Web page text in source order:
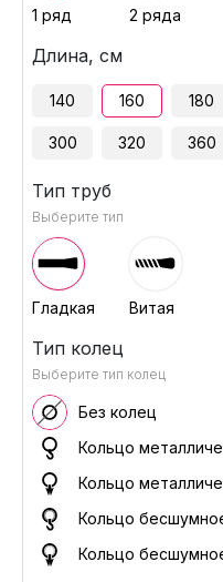
1 ряд 2 ряда
Длина, см
140 160 180
300 320 360
Тип труб
Выберите тип
Гладкая Витая
Тип колец
Выберите тип колец
Без колец
Кольцо
Кольцо
Кольцо
Кольцо